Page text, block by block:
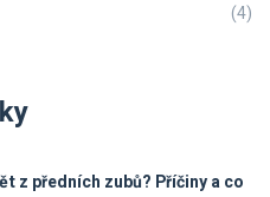
(4)
z předních zubů? Příčiny a co